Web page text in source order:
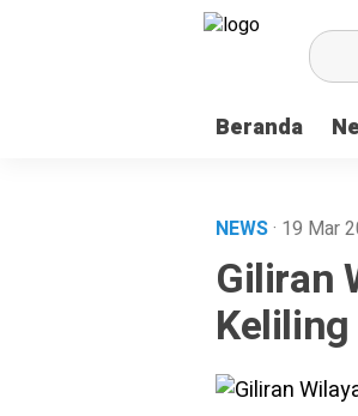
Beranda
NEWS· 19 Mar
Giliran